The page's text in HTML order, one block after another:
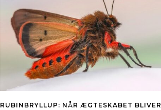
RUBINBRYLLUP: NÅR ÆGTESKABET BLIVER